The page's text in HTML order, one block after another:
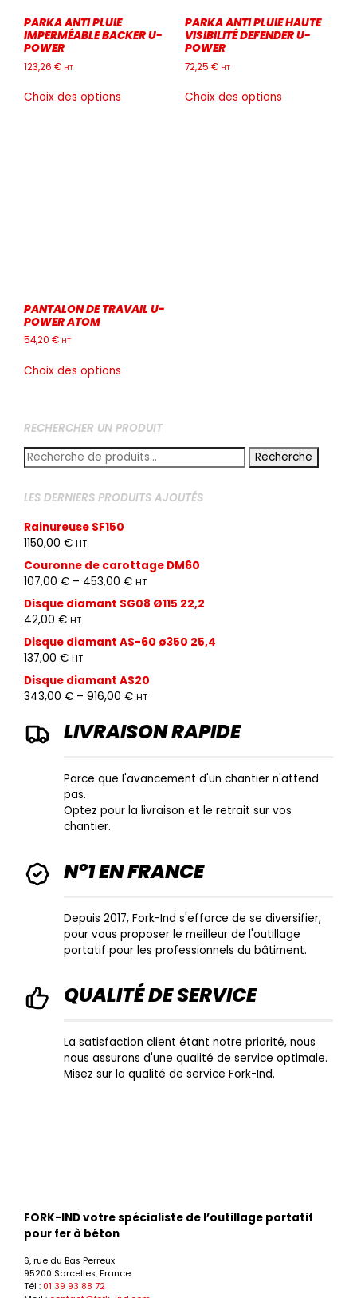
PARKA ANTI PLUIE
IMPERMÉABLE BACKER U-
POWER
123,26 € HT
Choix des options
produit
PARKA ANTI PLUIE HAUTE
VISIBILITÉ DEFENDER U-
POWER
72,25 € HT
Choix des optionsproduit
PANTALON DE TRAVAIL U-
POWER ATOM
54,20 € HT
Choix des options
variations.
options
peuvent
choisies
la
du
produit
RECHERCHER UN PRODUIT
Recherche
pour :
Recherche
LES DERNIERS PRODUITS AJOUTÉS
Rainureuse SF150
1150,00 € HT
Couronne de carottage DM60
107,00 € – 453,00 € HT
Disque diamant SG08 Ø115 22,2
42,00 € HT
Disque diamant AS-60 ø350 25,4
137,00 € HT
Disque diamant AS20
343,00 € – 916,00 € HT
LIVRAISON RAPIDE
Parce que l'avancement d'un chantier n'attend
pas.
Optez pour la livraison et le retrait sur vos
chantier.
N°1 EN FRANCE
Depuis 2017, Fork-Ind s'efforce de se diversifier,
pour vous proposer le meilleur de l'outillage
portatif pour les professionnels du bâtiment.
QUALITÉ DE SERVICE
La satisfaction client étant notre priorité, nous
nous assurons d'une qualité de service optimale.
Misez sur la qualité de service Fork-Ind.
FORK-IND votre spécialiste de l’outillage portatif
pour fer à béton
6, rue du Bas Perreux
95200 Sarcelles, France
Tél : 01 39 93 88 72